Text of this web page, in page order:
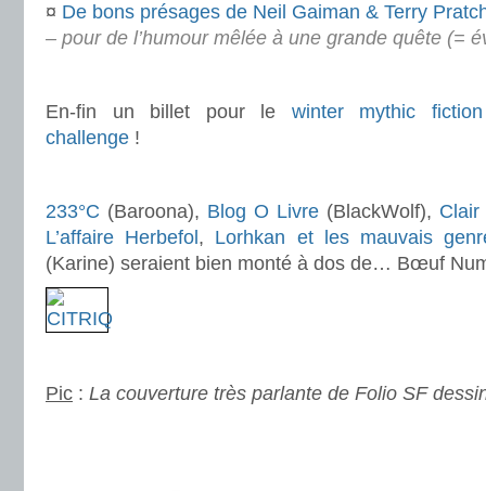
¤ De bons présages de Neil Gaiman & Terry
– pour de l’humour mêlée à une grande quête (=
En-fin un billet pour le winter mythic fiction
challenge !
233°C (Baroona), Blog O Livre (BlackWolf), Clair
L’affaire Herbefol , Lorhkan et les mauvais
(Karine) seraient bien monté à dos de… Bœuf
Pic : La couverture très parlante de Folio SF